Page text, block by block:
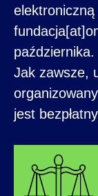
października.
Jak zawsze,
jest